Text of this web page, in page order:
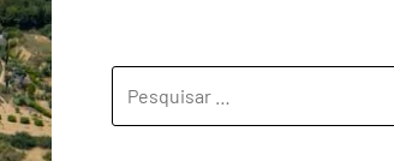
POR: